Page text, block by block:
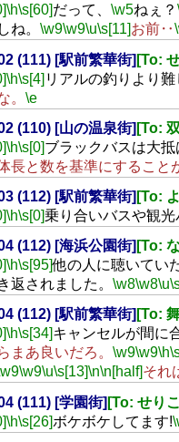
\h\s[60] だって、 \w5ねぇ？
ね。 \w9\w9\u\s[11] お前‥
(111) [駅前繁華街] [To:
\h\s[4] リアルの釣りより
。 \e
(110) [山の温泉街] [To:
\h\s[0]ブラックバスは大抵
長と数を基準にすること
(112) [駅前繁華街] [To:
\h\s[0]乗り合いバスや観光
(112) [海浜公園街] [To:
\h\s[95]他の人に聴いてい
返されました。 \w8\w8\u
(112) [駅前繁華街] [To:
\h\s[34]キャンセルが間に
まあ良いだろ。 \w9\w9\h
\w9\u\s[13]\n\n[half]それ
(111) [学園街] [To: せり
\h\s[26]ボケボケしてます!